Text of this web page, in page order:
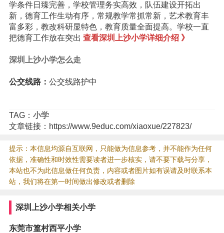
学条件日臻完善，学校管理务实高效，队伍建设开拓出
新，德育工作生动有序，常规教学常抓常新，艺术教育丰
富多彩，教改科研显特色，教育质量全面提高。学校一直
把德育工作放在突出 查看深圳上沙小学详细介绍 》
深圳上沙小学怎么走
公交线路： 公交线路护中
TAG： 小学
文章链接：https://www.9educ.com/xiaoxue/227823/
提示：本信息均源自互联网，只能做为信息参考，并不能作为任何
依据，准确性和时效性需要读者进一步核实，请不要下载与分享，
本站也不为此信息做任何负责，内容或者图片如有误请及时联系本
站，我们将在第一时间做出修改或者删除
深圳上沙小学相关小学
东莞市篁村西平小学